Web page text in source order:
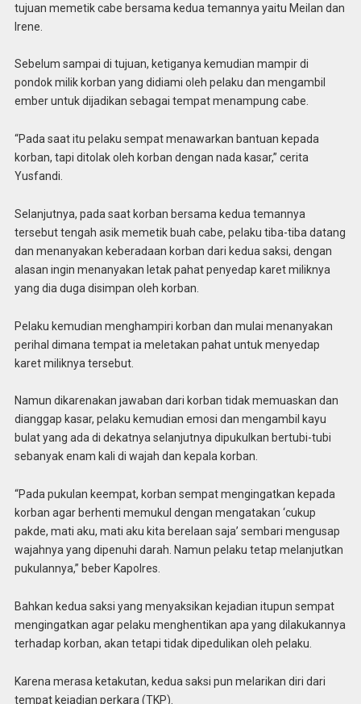
tujuan memetik cabe bersama kedua temannya yaitu Meilan dan
Irene.
Sebelum sampai di tujuan, ketiganya kemudian mampir di
pondok milik korban yang didiami oleh pelaku dan mengambil
ember untuk dijadikan sebagai tempat menampung cabe.
“Pada saat itu pelaku sempat menawarkan bantuan kepada
korban, tapi ditolak oleh korban dengan nada kasar,” cerita
Yusfandi.
Selanjutnya, pada saat korban bersama kedua temannya
tersebut tengah asik memetik buah cabe, pelaku tiba-tiba datang
dan menanyakan keberadaan korban dari kedua saksi, dengan
alasan ingin menanyakan letak pahat penyedap karet miliknya
yang dia duga disimpan oleh korban.
Pelaku kemudian menghampiri korban dan mulai menanyakan
perihal dimana tempat ia meletakan pahat untuk menyedap
karet miliknya tersebut.
Namun dikarenakan jawaban dari korban tidak memuaskan dan
dianggap kasar, pelaku kemudian emosi dan mengambil kayu
bulat yang ada di dekatnya selanjutnya dipukulkan bertubi-tubi
sebanyak enam kali di wajah dan kepala korban.
“Pada pukulan keempat, korban sempat mengingatkan kepada
korban agar berhenti memukul dengan mengatakan ‘cukup
pakde, mati aku, mati aku kita berelaan saja’ sembari mengusap
wajahnya yang dipenuhi darah. Namun pelaku tetap melanjutkan
pukulannya,” beber Kapolres.
Bahkan kedua saksi yang menyaksikan kejadian itupun sempat
mengingatkan agar pelaku menghentikan apa yang dilakukannya
terhadap korban, akan tetapi tidak dipedulikan oleh pelaku.
Karena merasa ketakutan, kedua saksi pun melarikan diri dari
tempat kejadian perkara (TKP).